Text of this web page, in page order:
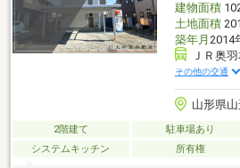
建物面積
土地面積
築年月 2014
ＪＲ奥
その他の交通
山形県
2階建て 駐車場あり
システムキッチン
所有権